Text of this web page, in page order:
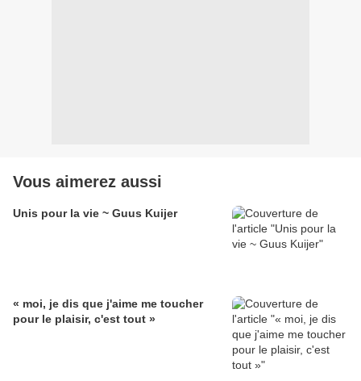
Vous aimerez aussi
Unis pour la vie ~ Guus Kuijer
« moi, je dis que j'aime me toucher
pour le plaisir, c'est tout »